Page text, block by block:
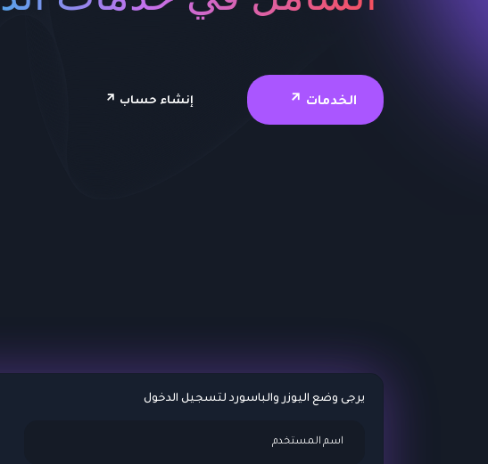
الخدمات إنشاء حساب
يرجى وضع اليوزر والباسورد لتسجيل الدخول